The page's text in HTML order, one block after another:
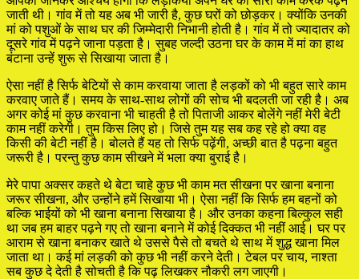
जाती थी। गांव में तो यह अब भी जारी है, कुछ घरों को छोड़कर। क्योंकि उनकी
मां को पशुओं के साथ घर की जिम्मेदारी निभानी होती है। गांव में तो ज्यादातर को
दूसरे गांव में पढ़ने जाना पड़ता है। सुबह जल्दी उठना घर के काम में मां का हाथ
बंटाना उन्हें शुरू से सिखाया जाता है।
ऐसा नहीं है सिर्फ बेटियों से काम करवाया जाता है लड़कों को भी बहुत सारे काम
करवाए जाते हैं। समय के साथ-साथ लोगों की सोच भी बदलती जा रही है। अब
अगर कोई मां कुछ करवाना भी चाहती है तो पिताजी आकर बोलेंगे नहीं मेरी बेटी
काम नहीं करेगी। तुम किस लिए हो। जिसे तुम यह सब कह रहे हो क्या वह
किसी की बेटी नहीं है। बोलते हैं यह तो सिर्फ पढ़ेंगी, अच्छी बात है पढ़ना बहुत
जरूरी है। परन्तु कुछ काम सीखने में भला क्या बुराई है।
मेरे पापा अक्सर कहते थे बेटा चाहे कुछ भी काम मत सीखना पर खाना बनाना
जरूर सीखना, और उन्होंने हमें सिखाया भी। ऐसा नहीं कि सिर्फ हम बहनों को
बल्कि भाईयों को भी खाना बनाना सिखाया है। और उनका कहना बिल्कुल सही
था जब हम बाहर पढ़ने गए तो खाना बनाने में कोई दिक्कत भी नहीं आई। घर पर
आराम से खाना बनाकर खाते थे उससे पैसे तो बचते थे साथ में शुद्ध खाना मिल
जाता था। कई मां लड़की को कुछ भी नहीं करने देती। टेबल पर चाय, नाश्ता
सब कुछ दे देती है सोचती है कि पढ़ लिखकर नौकरी लग जाएगी।